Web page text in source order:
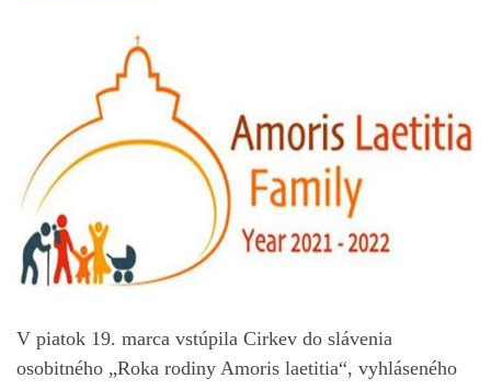
V piatok 19. marca vstúpila Cirkev do slávenia
osobitného „Roka rodiny Amoris laetitia“, vyhláseného